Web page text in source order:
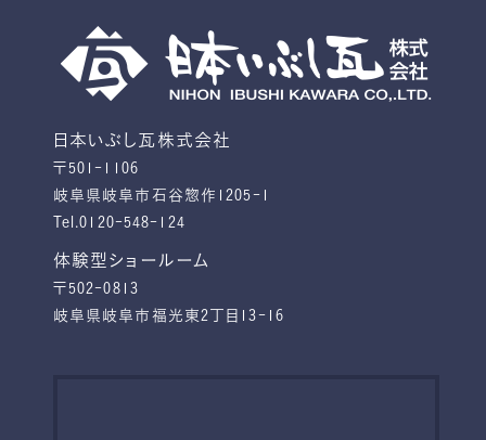
日本いぶし瓦株式会社
〒501-1106
岐阜県岐阜市石谷惣作1205-1
Tel.0120-548-124
体験型ショールーム
〒502-0813
岐阜県岐阜市福光東2丁目13-16